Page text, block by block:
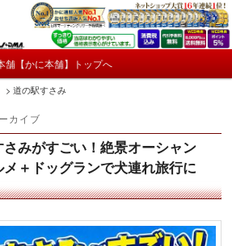
【たくじょー！】
もしろ情報や興味深い記事をお届けします。
舗【かに本舗】トップへ
>道の駅すさみ
カイブ
さみがすごい！絶景オーシャン
＋ドッグランで犬連れ旅行に